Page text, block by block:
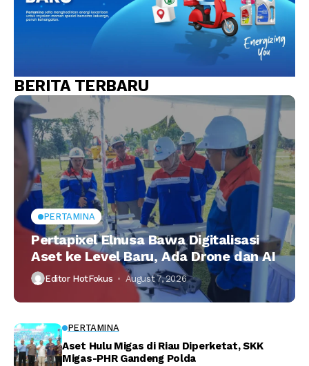
BERITA TERBARU
PERTAMINA
Pertapixel Elnusa Bawa Digitalisasi
Aset ke Level Baru, Ada Drone dan AI
Editor HotFokus August 7, 2026
PERTAMINA
Aset Hulu Migas di Riau Diperketat, SKK
Migas-PHR Gandeng Polda